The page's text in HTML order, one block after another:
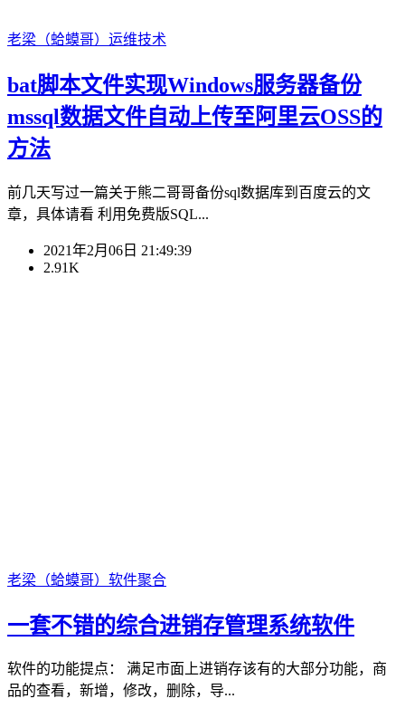
老梁（蛤蟆哥） 运维技术
bat脚本文件实现Windows服务器备份
mssql数据文件自动上传至阿里云OSS的
方法
前几天写过一篇关于熊二哥哥备份sql数据库到百度云的文
章，具体请看 利用免费版SQL...
2021年2月06日 21:49:39
2.91K
老梁（蛤蟆哥） 软件聚合
一套不错的综合进销存管理系统软件
软件的功能提点： 满足市面上进销存该有的大部分功能，商
品的查看，新增，修改，删除，导...